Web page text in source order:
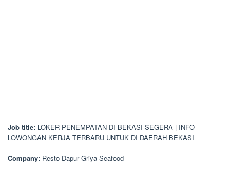
Job title: LOKER PENEMPATAN DI BEKASI SEGERA | INFO
LOWONGAN KERJA TERBARU UNTUK DI DAERAH BEKASI
Company: Resto Dapur Griya Seafood